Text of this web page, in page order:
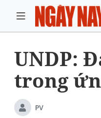
UNDP:
trong
PV